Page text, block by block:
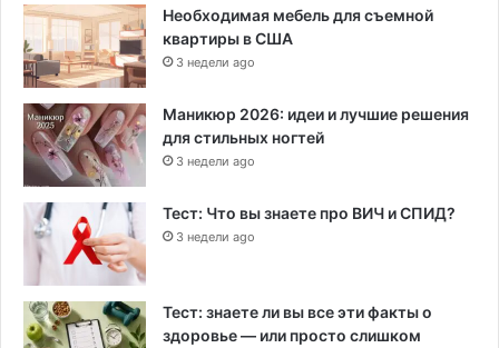
Необходимая мебель для съемной
квартиры в США
3 недели ago
Маникюр 2026: идеи и лучшие решения
для стильных ногтей
3 недели ago
Тест: Что вы знаете про ВИЧ и СПИД?
3 недели ago
Тест: знаете ли вы все эти факты о
здоровье — или просто слишком